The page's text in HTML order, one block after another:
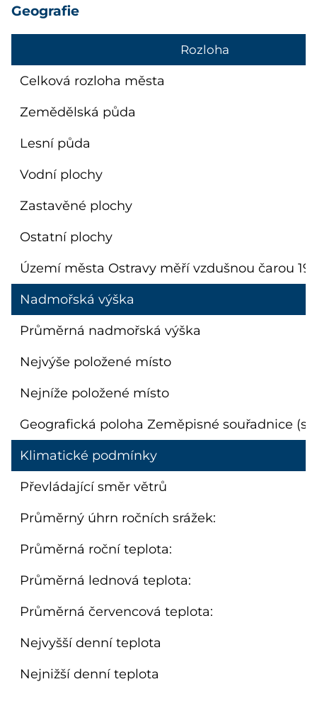
Geografie
Rozloha
Celková rozloha města
Zemědělská půda
Lesní půda
Vodní plochy
Zastavěné plochy
Ostatní plochy
Území města Ostravy měří vzdušnou čarou
Nadmořská výška
Průměrná nadmořská výška
Nejvýše položené místo
Nejníže položené místo
Geografická poloha Zeměpisné souřadnice
Klimatické podmínky
Převládající směr větrů
Průměrný úhrn ročních srážek:
Průměrná roční teplota:
Průměrná lednová teplota:
Průměrná červencová teplota:
Nejvyšší denní teplota
Nejnižší denní teplota